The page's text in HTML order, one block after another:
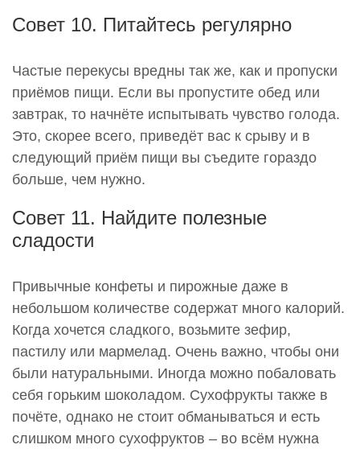
Совет 10. Питайтесь регулярно
Частые перекусы вредны так же, как и пропуски
приёмов пищи. Если вы пропустите обед или
завтрак, то начнёте испытывать чувство голода.
Это, скорее всего, приведёт вас к срыву и в
следующий приём пищи вы съедите гораздо
больше, чем нужно.
Совет 11. Найдите полезные
сладости
Привычные конфеты и пирожные даже в
небольшом количестве содержат много калорий.
Когда хочется сладкого, возьмите зефир,
пастилу или мармелад. Очень важно, чтобы они
были натуральными. Иногда можно побаловать
себя горьким шоколадом. Сухофрукты также в
почёте, однако не стоит обманываться и есть
слишком много сухофруктов – во всём нужна